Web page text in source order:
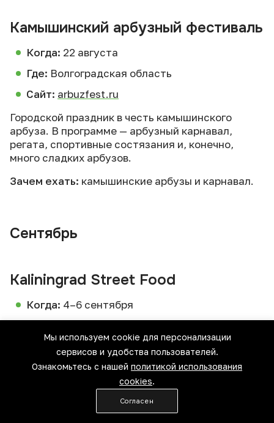
Мы используем cookie для персонализации
сервисов и удобства пользователей.
Ознакомьтесь с нашей политикой использования
cookies.
Согласен
Камышинский арбузный фестиваль
Когда: 22 августа
Где: Волгоградская область
Сайт: arbuzfest.ru
Городской праздник в честь камышинского
арбуза. В программе — арбузный карнавал,
регата, спортивные состязания и, конечно,
много сладких арбузов.
Зачем ехать: камышинские арбузы и карнавал.
Сентябрь
Kaliningrad Street Food
Когда: 4–6 сентября
streetfoodfestival.ru
Большой городской фестиваль, где собираются
десятки стритфуд-проектов, ремесленных и
крафтовых производителей, а в меню — вкусы со